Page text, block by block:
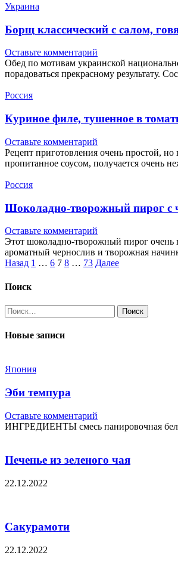
Украина
Борщ классический с салом,
Оставьте комментарий
Обед по мотивам украинской
порадоваться прекрасному
Россия
Куриное филе, тушенное в
Оставьте комментарий
Рецепт приготовления очень простой,
пропитанное соусом, получается очень
Россия
Шоколадно-творожный пирог с
Оставьте комментарий
Этот шоколадно-творожный пирог очень
ароматный чернослив и творожная
Пагинация
записей
Назад 1 … 6 7 8 … 73 Далее
Поиск
Найти:
Новые записи
Япония
Эби темпура
Оставьте комментарий
ИНГРЕДИЕНТЫ смесь панировочная
Печенье из зеленого чая
22.12.2022
Сакурамоти
22.12.2022